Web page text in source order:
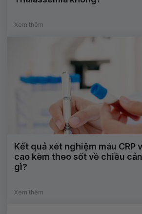
Xem thêm
Kết quả xét nghiệm máu CRP
cao kèm theo sốt về chiều
gì?
Xem thêm